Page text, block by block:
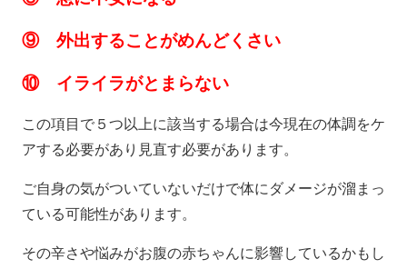
⑨ 外出することがめんどくさい
⑩ イライラがとまらない
この項目で５つ以上に該当する場合は今現在の体調をケ
アする必要があり見直す必要があります。
ご自身の気がついていないだけで体にダメージが溜まっ
ている可能性があります。
その辛さや悩みがお腹の赤ちゃんに影響しているかもし